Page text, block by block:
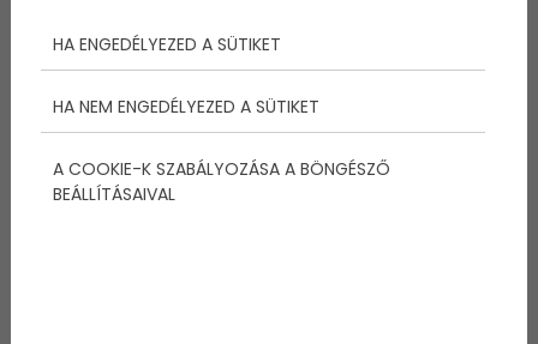
További bejegyzések
HA ENGEDÉLYEZED A SÜTIKET
HA NEM ENGEDÉLYEZED A SÜTIKET
A COOKIE-K SZABÁLYOZÁSA A BÖNGÉSZŐ
BEÁLLÍTÁSAIVAL